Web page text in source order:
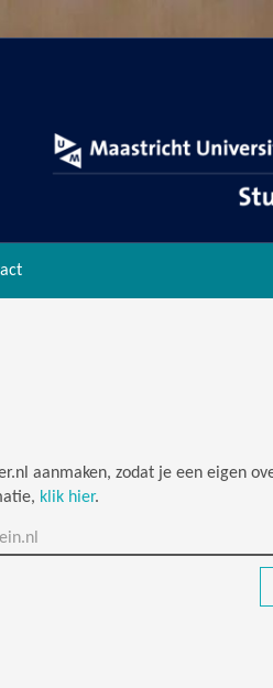
aanmaken, zodat je een eigen
klik hier.